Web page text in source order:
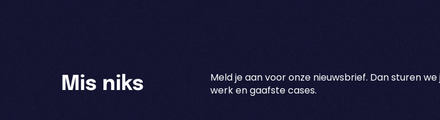
Mis niks
Meld je aan voor onze nieuwsbrief. Dan sturen
werk en gaafste cases.